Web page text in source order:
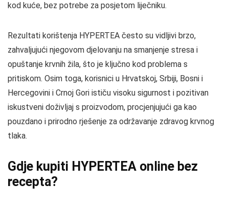
kod kuće, bez potrebe za posjetom liječniku.
Rezultati korištenja HYPERTEA često su vidljivi brzo,
zahvaljujući njegovom djelovanju na smanjenje stresa i
opuštanje krvnih žila, što je ključno kod problema s
pritiskom. Osim toga, korisnici u Hrvatskoj, Srbiji, Bosni i
Hercegovini i Crnoj Gori ističu visoku sigurnost i pozitivan
iskustveni doživljaj s proizvodom, procjenjujući ga kao
pouzdano i prirodno rješenje za održavanje zdravog krvnog
tlaka.
Gdje kupiti HYPERTEA online bez
recepta?